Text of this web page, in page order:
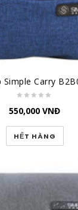
Carry
550,000 VNĐ
HẾT HÀNG